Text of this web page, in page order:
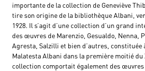
importante de la collection de Geneviève
tire son origine de la bibliothèque Albani,
1928. Il s’agit d’une collection d’un grand
des œuvres de Marenzio, Gesualdo, Nenna,
Agresta, Salzilli et bien d’autres, constituée
Malatesta Albani dans la première moitié du
collection comportait également des